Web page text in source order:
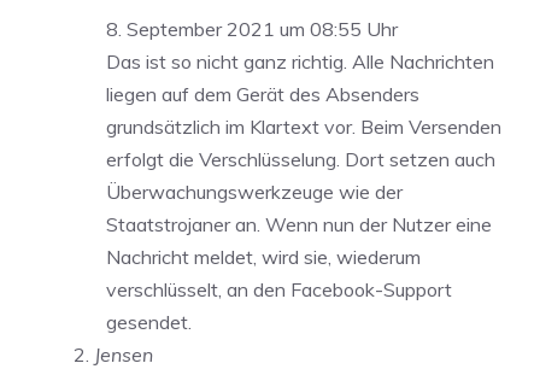
8. September 2021 um 08:55 Uhr
Das ist so nicht ganz richtig. Alle Nachrichten
liegen auf dem Gerät des Absenders
grundsätzlich im Klartext vor. Beim Versenden
erfolgt die Verschlüsselung. Dort setzen auch
Überwachungswerkzeuge wie der
Staatstrojaner an. Wenn nun der Nutzer eine
Nachricht meldet, wird sie, wiederum
verschlüsselt, an den Facebook-Support
gesendet.
Jensen